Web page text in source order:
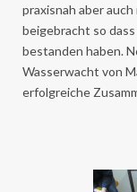
praxisnah aber
beigebracht so
bestanden haben.
Wasserwacht von
erfolgreiche